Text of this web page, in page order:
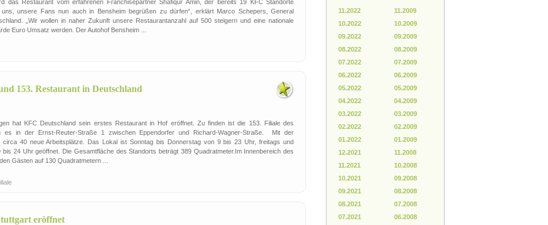
das Restaurant vom erfahrenen Franchisepartner Shafiqur Amin, der bereits 19 KFC Standorte
unsere Fans nun auch in Bensheim begrüßen zu dürfen“, erklärt Marco Schepers, General
„Wir wollen in naher Zukunft unsere Restaurantanzahl auf 500 steigern und eine nationale
Euro Umsatz werden. Der Autohof Bensheim ...
153. Restaurant in Deutschland
hat KFC Deutschland sein erstes Restaurant in Hof eröffnet. Zu finden ist die 153. Filiale des
es in der Ernst-Reuter-Straße 1 zwischen Eppendorfer und Richard-Wagner-Straße. Mit der
circa 40 neue Arbeitsplätze. Das Lokal ist Sonntag bis Donnerstag von 9 bis 23 Uhr, freitags und
24 Uhr geöffnet. Die Gesamtfläche des Standorts beträgt 389 Quadratmeter.Im Innenbereich des
Gästen auf 130 Quadratmetern ...
eröffnet
11.2022
10.2022
09.2022
08.2022
07.2022
06.2022
05.2022
04.2022
03.2022
02.2022
01.2022
12.2021
11.2021
10.2021
09.2021
08.2021
07.2021
11.2009
10.2009
09.2009
08.2009
07.2009
06.2009
05.2009
04.2009
03.2009
02.2009
01.2009
11.2008
10.2008
09.2008
08.2008
07.2008
06.2008